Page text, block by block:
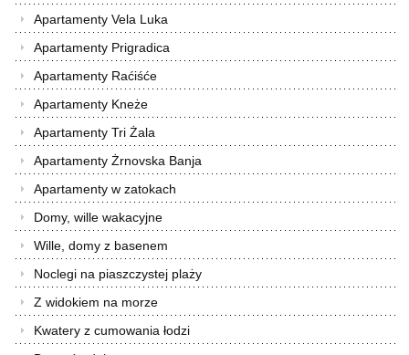
Apartamenty Vela Luka
Apartamenty Prigradica
Apartamenty Raćiśće
Apartamenty Kneże
Apartamenty Tri Żala
Apartamenty Żrnovska Banja
Apartamenty w zatokach
Domy, wille wakacyjne
Wille, domy z basenem
Noclegi na piaszczystej plaży
Z widokiem na morze
Kwatery z cumowania łodzi